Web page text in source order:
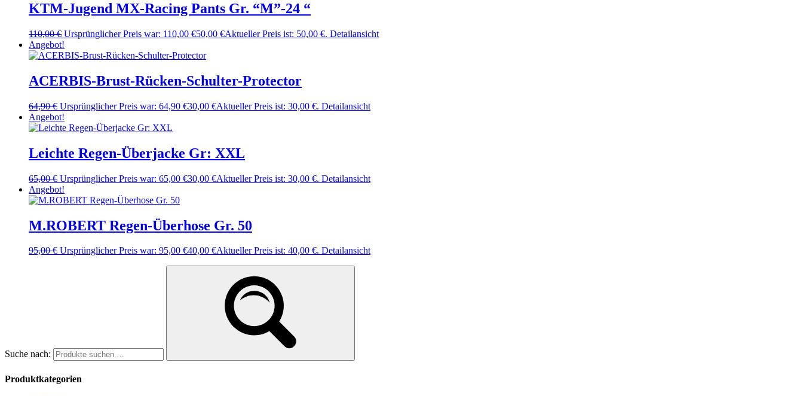
KTM-Jugend MX-Racing Pants Gr. “M”-24 “
110,00€ Ursprünglicher Preis war: 110,00 €50,00 €Aktueller Preis ist: 50,00 €. Detailansicht
Angebot!
ACERBIS-Brust-Rücken-Schulter-Protector
64,90€ Ursprünglicher Preis war: 64,90 €30,00 €Aktueller Preis ist: 30,00 €. Detailansicht
Angebot!
Leichte Regen-Überjacke Gr: XXL
65,00€ Ursprünglicher Preis war: 65,00 €30,00 €Aktueller Preis ist: 30,00 €. Detailansicht
Angebot!
M.ROBERT Regen-Überhose Gr. 50
95,00€ Ursprünglicher Preis war: 95,00 €40,00 €Aktueller Preis ist: 40,00 €. Detailansicht
Suche nach:
Produktkategorien